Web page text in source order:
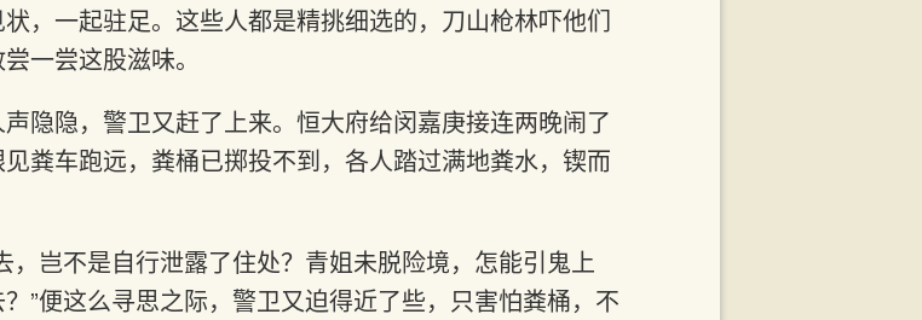
，一起驻足。这些人都是精挑细选的，刀山枪林吓他们
一尝这股滋味。
隐隐，警卫又赶了上来。恒大府给闵嘉庚接连两晚闹了
粪车跑远，粪桶已掷投不到，各人踏过满地粪水，锲而
，岂不是自行泄露了住处？青姐未脱险境，怎能引鬼上
”便这么寻思之际，警卫又迫得近了些，只害怕粪桶，不